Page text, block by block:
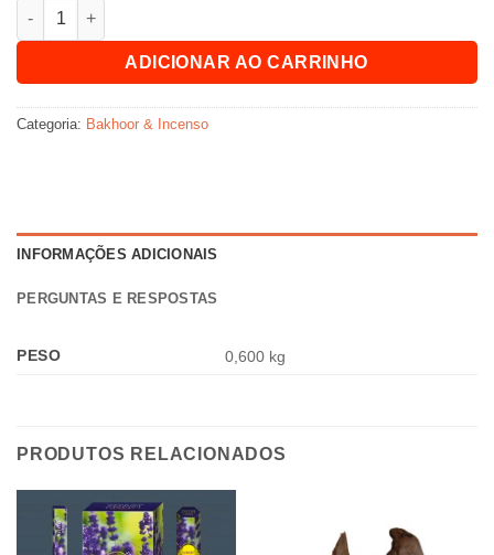
Quantidade de Encens parfum red rose - Lot de 120 bâtonnets
ADICIONAR AO CARRINHO
Categoria: Bakhoor & Incenso
INFORMAÇÕES ADICIONAIS
PERGUNTAS E RESPOSTAS
PESO 0,600 kg
PRODUTOS RELACIONADOS